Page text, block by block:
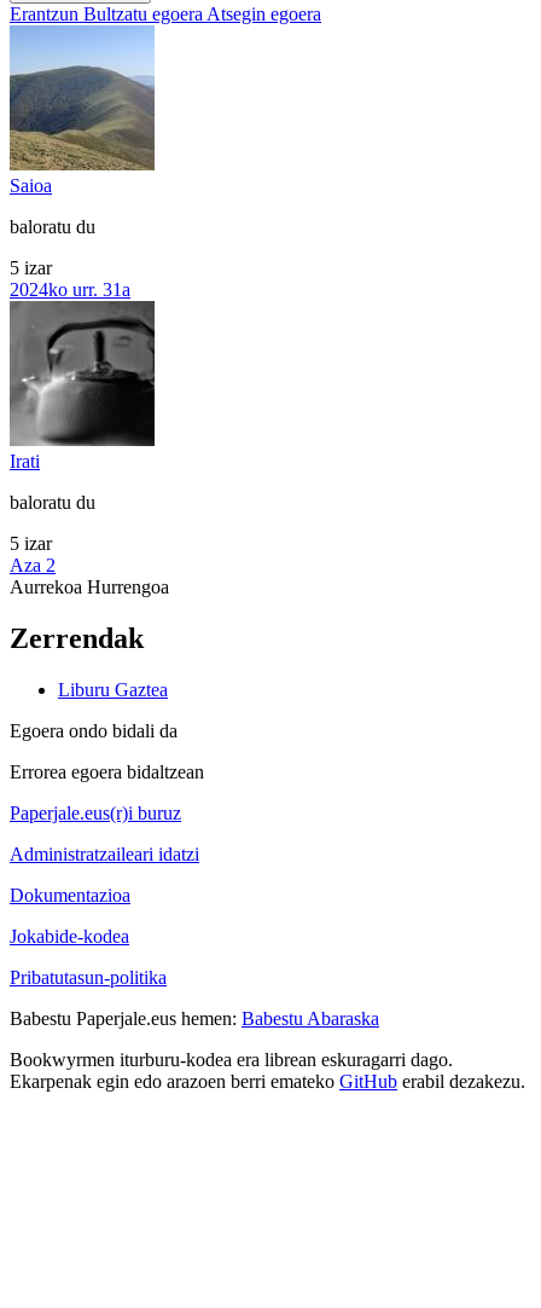
Erantzun Bultzatu egoera Atsegin egoera
Saioa
baloratu du
5 izar
2024ko urr. 31a
Irati
baloratu du
5 izar
Aza 2
Aurrekoa Hurrengoa
Zerrendak
Liburu Gaztea
Egoera ondo bidali da
Errorea egoera bidaltzean
Paperjale.eus(r)i buruz
Administratzaileari idatzi
Dokumentazioa
Jokabide-kodea
Pribatutasun-politika
Babestu Paperjale.eus hemen: Babestu Abaraska
Bookwyrmen iturburu-kodea era librean eskuragarri dago.
Ekarpenak egin edo arazoen berri emateko GitHub erabil dezakezu.